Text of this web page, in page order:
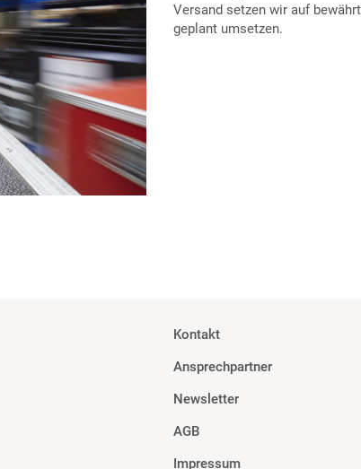
Versand setzen wir auf
geplant umsetzen.
Kontakt
Ansprechpartner
Newsletter
AGB
Impressum